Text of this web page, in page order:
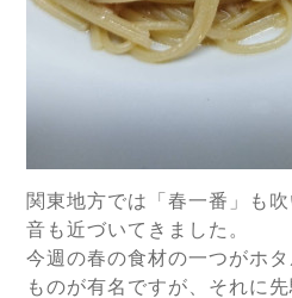
関東地方では「春一番」も
音も近づいてきました。
今週の春の食材の一つがホ
ものが有名ですが、それに